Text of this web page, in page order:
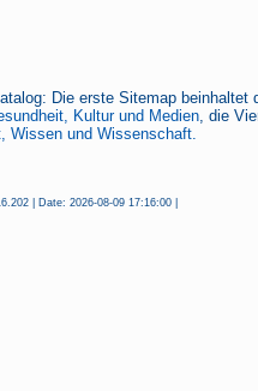
Die erste Sitemap beinhaltet
Kultur und Medien, die
Wissen und Wissenschaft.
| Date: 2026-08-09 17:16:00 |